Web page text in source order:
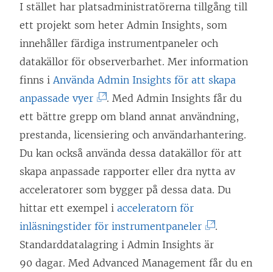
s
t
e
r
)
t
f
ö
n
s
t
e
r
)
I stället har platsadministratörerna tillgång till
ett projekt som heter Admin Insights, som
innehåller färdiga instrumentpaneler och
datakällor för observerbarhet. Mer information
finns iAnvända Admin Insights för att skapa
anpassade vyer(
L
ä
n
k
e
n
ö
p
p
. Med Admin Insights får du
ett bättre grepp om bland annat användning,
prestanda, licensiering och användarhantering.
Du kan också använda dessa datakällor för att
skapa anpassade rapporter eller dra nytta av
acceleratorer som bygger på dessa data. Du
hittar ett exempel i acceleratorn för
inläsningstider för instrumentpaneler(
L
ä
.
Standarddatalagring i Admin Insights är
90 dagar. Med Advanced Management får du en